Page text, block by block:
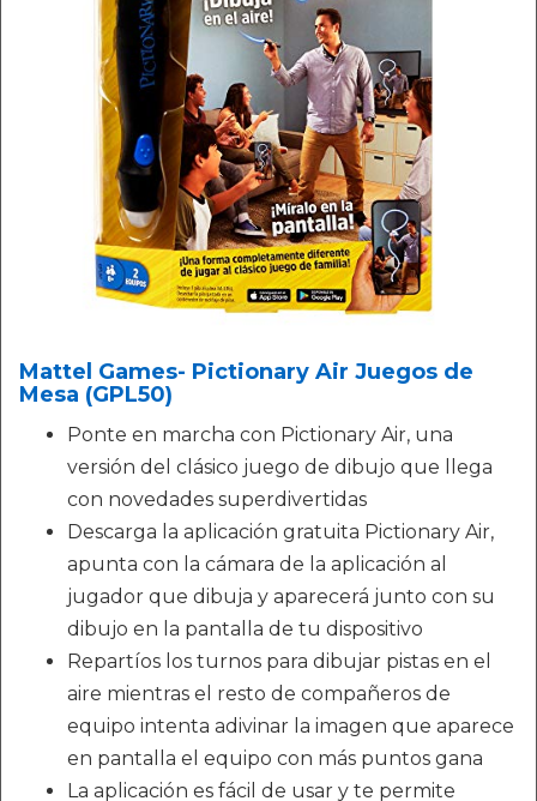
Mattel Games- Pictionary Air Juegos de
Mesa (GPL50)
Ponte en marcha con Pictionary Air, una
versión del clásico juego de dibujo que llega
con novedades superdivertidas
Descarga la aplicación gratuita Pictionary Air,
apunta con la cámara de la aplicación al
jugador que dibuja y aparecerá junto con su
dibujo en la pantalla de tu dispositivo
Repartíos los turnos para dibujar pistas en el
aire mientras el resto de compañeros de
equipo intenta adivinar la imagen que aparece
en pantalla el equipo con más puntos gana
La aplicación es fácil de usar y te permite